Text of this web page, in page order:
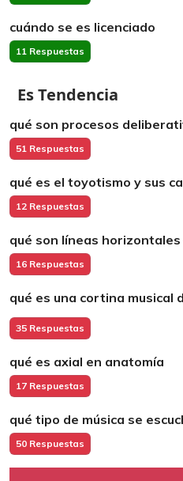
cuándo se es licenciado
11 Respuestas
Es Tendencia
qué son procesos
51 Respuestas
qué es el toyotismo y sus
12 Respuestas
qué son líneas
16 Respuestas
qué es una cortina musical
35 Respuestas
qué es axial en anatomía
17 Respuestas
qué tipo de música se
50 Respuestas